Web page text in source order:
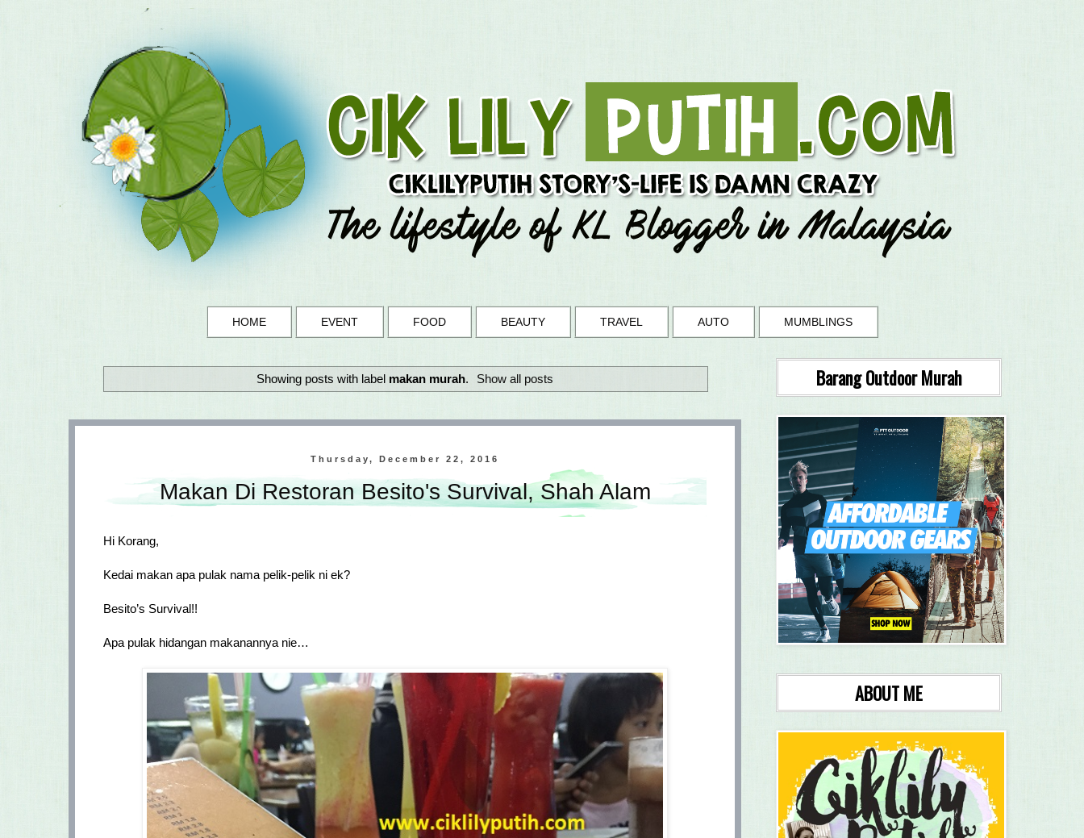
HOME EVENT FOOD BEAUTY TRAVEL AUTO MUMBLINGS
Showing posts with label makan murah. Show all posts
Thursday, December 22, 2016
Makan Di Restoran Besito's Survival, Shah Alam
Hi Korang,
Kedai makan apa pulak nama pelik-pelik ni ek?
Besito’s Survival!!
Apa pulak hidangan makanannya nie…
Barang Outdoor Murah
ABOUT ME